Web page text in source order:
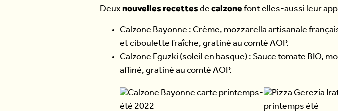
Deuxnouvelles recettes de calzone font elles-aussi leur
Calzone Bayonne : Crème, mozzarella artisanale
et ciboulette fraîche, gratiné au comté AOP.
Calzone Eguzki (soleil en basque) : Sauce tomate BIO,
affiné, gratiné au comté AOP.